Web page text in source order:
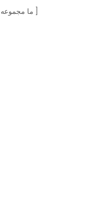
ما مجموعه